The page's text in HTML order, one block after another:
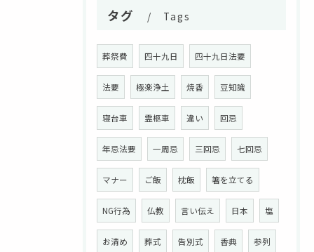
タグ Tags
葬祭費 四十九日 四十九日法要
法要 極楽浄土 焼香 豆知識
寝台車 霊柩車 違い 回忌
年忌法要 一周忌 三回忌 七回忌
マナー ご飯 枕飯 箸を立てる
NG行為 仏教 言い伝え 日本 塩
お清め 葬式 告別式 香典 参列